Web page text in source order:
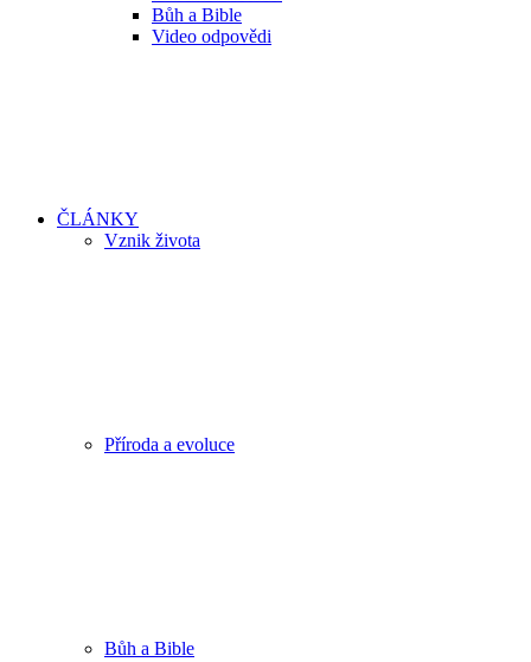
Bůh a Bible
Video odpovědi
ČLÁNKY
Vznik života
Příroda a evoluce
Bůh a Bible